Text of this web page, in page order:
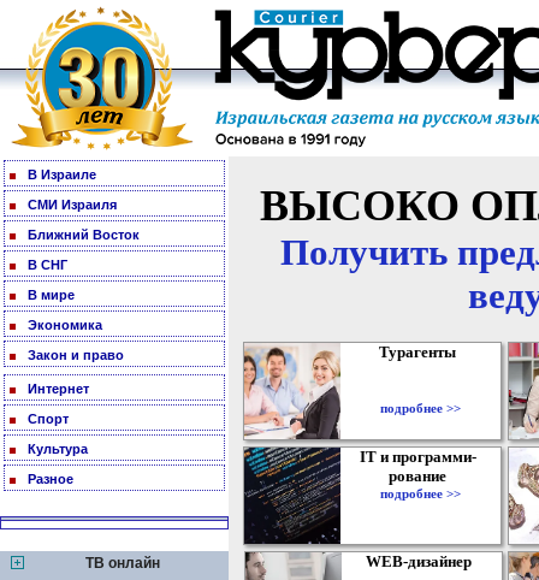
В Израиле
СМИ Израиля
Ближний Восток
В СНГ
В мире
Экономика
Закон и право
Интернет
Спорт
Культура
Разное
ТВ онлайн
ВЫСОКО
Получить
Турагенты
подробнее >>
IT и программи-
рование
подробнее >>
WEB-дизайнер